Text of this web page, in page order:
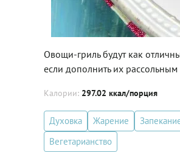
Овощи-гриль будут как
если дополнить их
Калории: 297.02 ккал/порция
Духовка Жарение
Вегетарианство